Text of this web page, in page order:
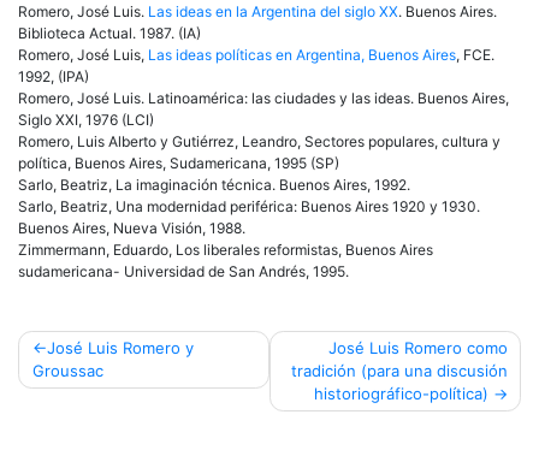
Romero, José Luis. Las ideas en la Argentina del siglo XX. Buenos Aires.
Biblioteca Actual. 1987. (IA)
Romero, José Luis, Las ideas políticas en Argentina, Buenos Aires, FCE.
1992, (IPA)
Romero, José Luis. Latinoamérica: las ciudades y las ideas. Buenos Aires,
Siglo XXI, 1976 (LCI)
Romero, Luis Alberto y Gutiérrez, Leandro, Sectores populares, cultura y
política, Buenos Aires, Sudamericana, 1995 (SP)
Sarlo, Beatriz, La imaginación técnica. Buenos Aires, 1992.
Sarlo, Beatriz, Una modernidad periférica: Buenos Aires 1920 y 1930.
Buenos Aires, Nueva Visión, 1988.
Zimmermann, Eduardo, Los liberales reformistas, Buenos Aires
sudamericana- Universidad de San Andrés, 1995.
Navegación
de
José Luis Romero y
Groussac
José Luis Romero como
tradición (para una discusión
historiográfico-política)